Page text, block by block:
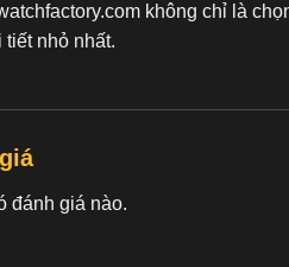
không chỉ là
tiết nhỏ nhất.
đánh giá nào.